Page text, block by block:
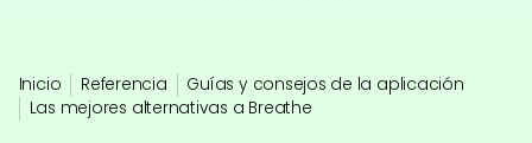
Inicio Referencia
Guías y consejos de la aplicación
Las mejores alternativas a Breathe